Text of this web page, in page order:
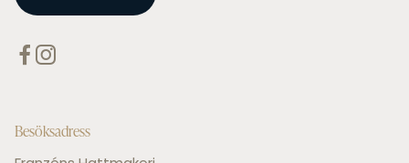
Besöksadress